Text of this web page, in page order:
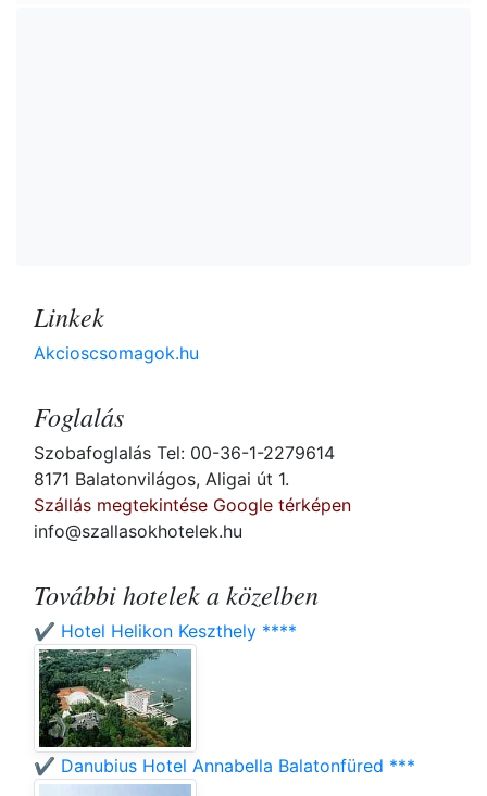
Linkek
Akcioscsomagok.hu
Foglalás
Szobafoglalás Tel: 00-36-1-2279614
8171 Balatonvilágos, Aligai út 1.
Szállás megtekintése Google térképen
info@szallasokhotelek.hu
További hotelek a közelben
✔️ Hotel Helikon Keszthely ****
✔️ Danubius Hotel Annabella Balatonfüred ***